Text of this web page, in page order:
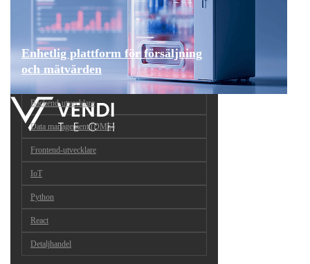
Enhetlig plattform för försäljning
och mätvärden
Backend-utvecklare
Data management (DMS)
Frontend-utvecklare
IoT
Python
React
Detaljhandel